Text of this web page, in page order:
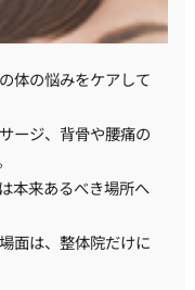
体の悩みをケアして
ージ、背骨や腰痛の
本来あるべき場所へ
面は、整体院だけに